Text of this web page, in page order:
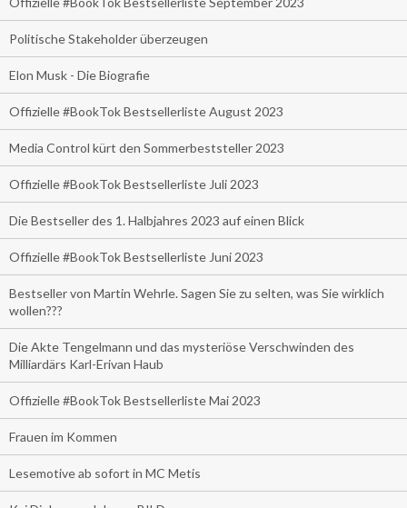
Politische Stakeholder überzeugen
Elon Musk - Die Biografie
Offizielle #BookTok Bestsellerliste August 2023
Media Control kürt den Sommerbeststeller 2023
Offizielle #BookTok Bestsellerliste Juli 2023
Die Bestseller des 1. Halbjahres 2023 auf einen Blick
Offizielle #BookTok Bestsellerliste Juni 2023
Bestseller von Martin Wehrle. Sagen Sie zu selten, was Sie wirklich
wollen???
Die Akte Tengelmann und das mysteriöse Verschwinden des
Milliardärs Karl-Erivan Haub
Offizielle #BookTok Bestsellerliste Mai 2023
Frauen im Kommen
Lesemotive ab sofort in MC Metis